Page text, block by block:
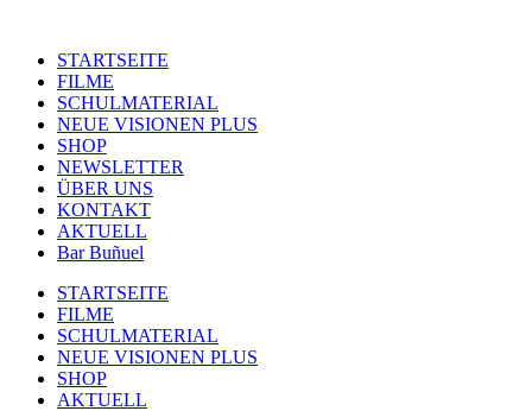
STARTSEITE
FILME
SCHULMATERIAL
NEUE VISIONEN PLUS
SHOP
NEWSLETTER
ÜBER UNS
KONTAKT
AKTUELL
Bar Buñuel
STARTSEITE
FILME
SCHULMATERIAL
NEUE VISIONEN PLUS
SHOP
AKTUELL